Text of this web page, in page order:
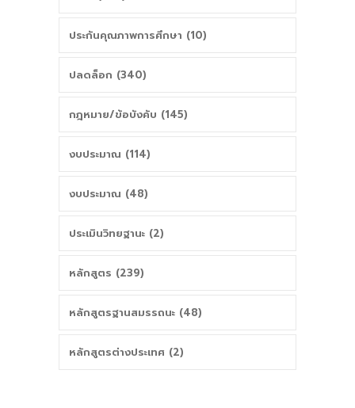
ประกันคุณภาพการศึกษา (10)
ปลดล็อก (340)
กฎหมาย/ข้อบังคับ (145)
งบประมาณ (114)
งบประมาณ (48)
ประเมินวิทยฐานะ (2)
หลักสูตร (239)
หลักสูตรฐานสมรรถนะ (48)
หลักสูตรต่างประเทศ (2)